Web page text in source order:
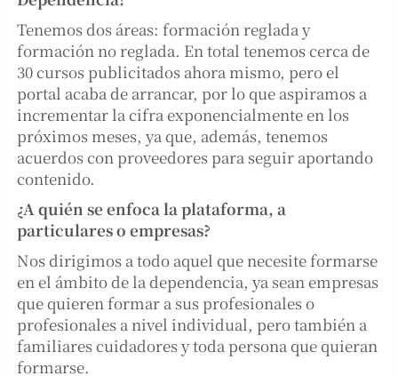
Tenemos dos áreas: formación reglada y
formación no reglada. En total tenemos cerca de
30 cursos publicitados ahora mismo, pero el
portal acaba de arrancar, por lo que aspiramos a
incrementar la cifra exponencialmente en los
próximos meses, ya que, además, tenemos
acuerdos con proveedores para seguir aportando
contenido.
¿A quién se enfoca la plataforma, a
particulares o empresas?
Nos dirigimos a todo aquel que necesite formarse
en el ámbito de la dependencia, ya sean empresas
que quieren formar a sus profesionales o
profesionales a nivel individual, pero también a
familiares cuidadores y toda persona que quieran
formarse.